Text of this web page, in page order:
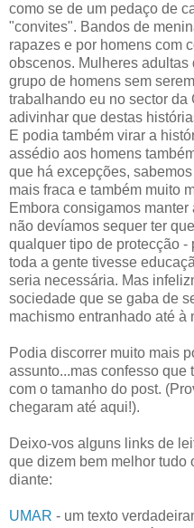
como se de um pedaço de
"convites". Bandos de
rapazes e por homens com
obscenos. Mulheres
grupo de homens sem
trabalhando eu no sector
adivinhar que destas
E podia também virar a
assédio aos homens
que há excepções,
mais fraca e também muito
Embora consigamos
não devíamos sequer ter
qualquer tipo de protecção -
toda a gente tivesse
seria necessária. Mas
sociedade que se gaba de
machismo entranhado até à
Podia discorrer muito mais
assunto...mas confesso que
com o tamanho do post.
chegaram até aqui!).
Deixo-vos alguns links de
que dizem bem melhor tudo
diante:
UMAR - um texto